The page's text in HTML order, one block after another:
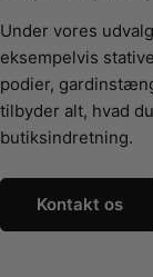
Under vores
eksempelvis
podier,
tilbyder alt, hvad
butiksindretning.
Kontakt os